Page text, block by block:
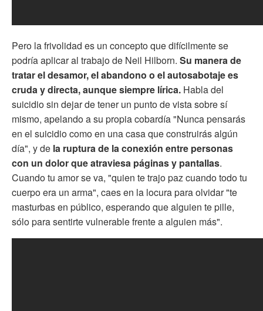
Pero la frivolidad es un concepto que difícilmente se
podría aplicar al trabajo de Neil Hilborn. Su manera de
tratar el desamor, el abandono o el autosabotaje es
cruda y directa, aunque siempre lírica. Habla del
suicidio sin dejar de tener un punto de vista sobre sí
mismo, apelando a su propia cobardía "Nunca pensarás
en el suicidio como en una casa que construirás algún
día", y de la ruptura de la conexión entre personas
con un dolor que atraviesa páginas y pantallas.
Cuando tu amor se va, "quien te trajo paz cuando todo tu
cuerpo era un arma", caes en la locura para olvidar "te
masturbas en público, esperando que alguien te pille,
sólo para sentirte vulnerable frente a alguien más".